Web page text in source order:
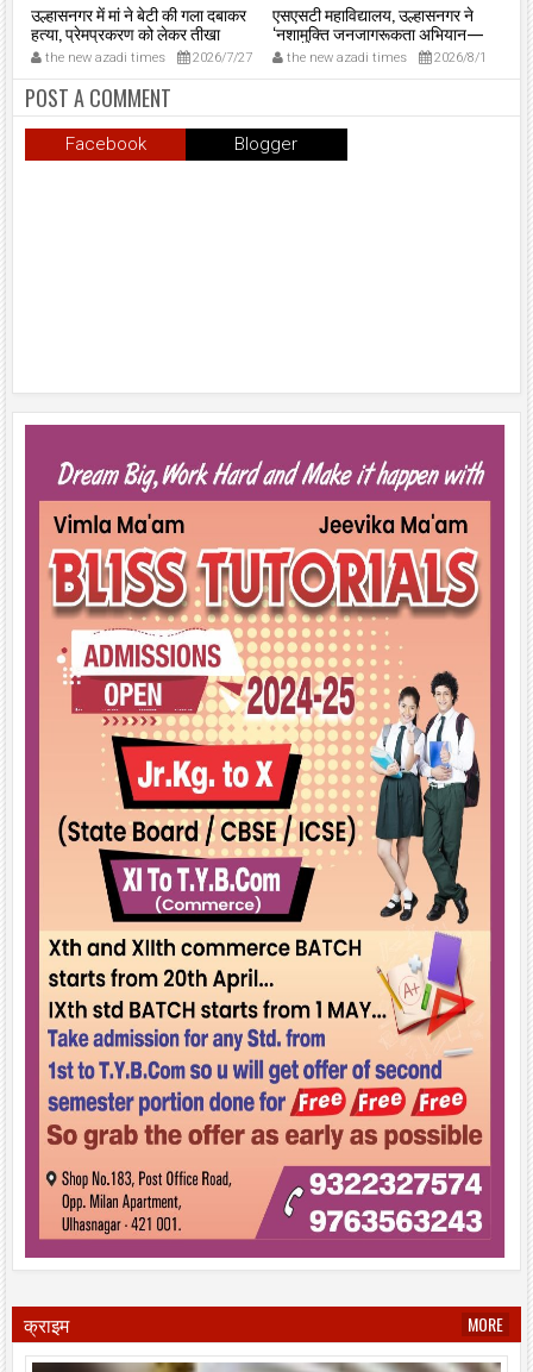
उल्हासनगर में मां ने बेटी की गला दबाकर
हत्या, प्रेमप्रकरण को लेकर तीखा
विवाद।
the new azadi times 2026/7/27
एसएसटी महाविद्यालय, उल्हासनगर ने
‘नशामुक्ति जनजागरूकता अभियान—
मुंबई 2026’ में दी मजबूत मौजूदगी,
मुख्यमंत्री देवेंद्र फडणवीस की मौजूदगी में
उल्हासनगर में भी दिखाया गया; छात्रों ने
प्रत्यक्ष व ऑनलाइन हिस्सेदारी कर
समाज में नशामुक्ति का संदेश फैलाया।
the new azadi times 2026/8/1
POST A COMMENT
Facebook Blogger
क्राइम MORE